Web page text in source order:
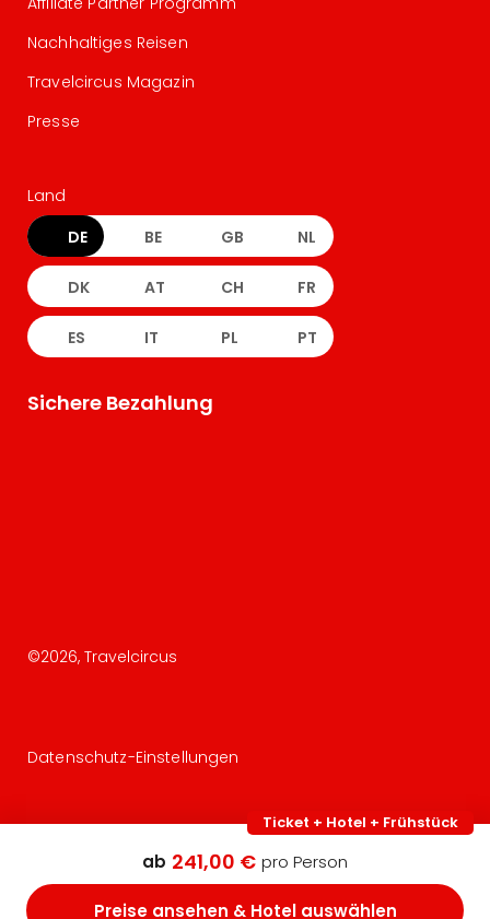
Ticket + Hotel + Frühstück
ab 241,00 € pro Person
Preise ansehen & Hotel auswählen
Nachhaltiges Reisen
Travelcircus Magazin
Presse
Land
DE BE GB NL
DK AT CH FR
ES IT PL PT
Sichere Bezahlung
©2026, Travelcircus
Datenschutz-Einstellungen